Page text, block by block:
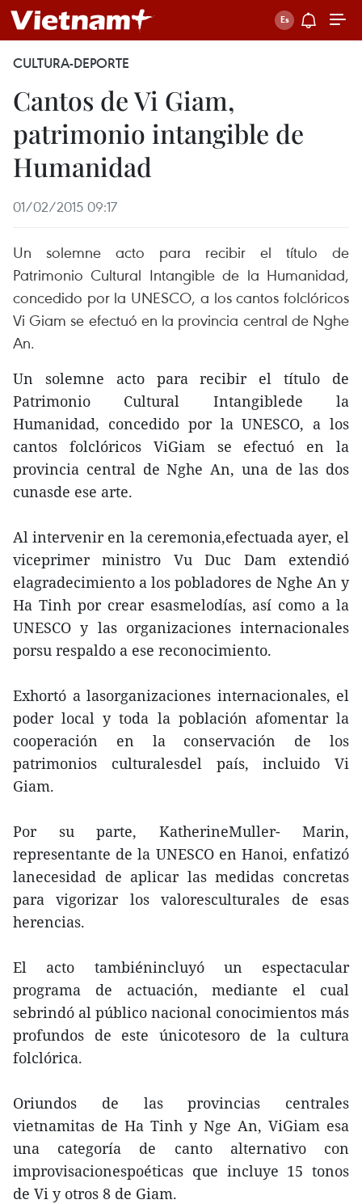
CULTURA-DEPORTE
Cantos de Vi Giam,
patrimonio intangible de
Humanidad
01/02/2015 09:17
Un solemne acto para recibir el título de
Patrimonio Cultural Intangible de la Humanidad,
concedido por la UNESCO, a los cantos folclóricos
Vi Giam se efectuó en la provincia central de Nghe
An.
Un solemne acto para recibir el título de
Patrimonio Cultural Intangiblede la
Humanidad, concedido por la UNESCO, a los
cantos folclóricos ViGiam se efectuó en la
provincia central de Nghe An, una de las dos
cunasde ese arte.
Al intervenir en la ceremonia,efectuada ayer, el
viceprimer ministro Vu Duc Dam extendió
elagradecimiento a los pobladores de Nghe An y
Ha Tinh por crear esasmelodías, así como a la
UNESCO y las organizaciones internacionales
porsu respaldo a ese reconocimiento.
Exhortó a lasorganizaciones internacionales, el
poder local y toda la población afomentar la
cooperación en la conservación de los
patrimonios culturalesdel país, incluido Vi
Giam.
Por su parte, KatherineMuller- Marin,
representante de la UNESCO en Hanoi, enfatizó
lanecesidad de aplicar las medidas concretas
para vigorizar los valoresculturales de esas
herencias.
El acto tambiénincluyó un espectacular
programa de actuación, mediante el cual
sebrindó al público nacional conocimientos más
profundos de este únicotesoro de la cultura
folclórica.
Oriundos de las provincias centrales
vietnamitas de Ha Tinh y Nge An, ViGiam esa
una categoría de canto alternativo con
improvisacionespoéticas que incluye 15 tonos
de Vi y otros 8 de Giam.